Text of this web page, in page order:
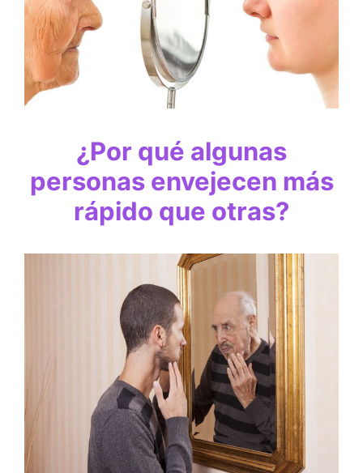
¿Por qué algunas
personas envejecen más
rápido que otras?